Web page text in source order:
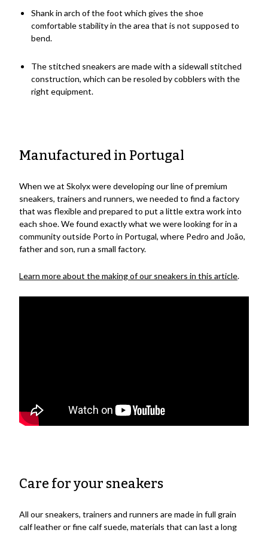
Shank in arch of the foot which gives the shoe
comfortable stability in the area that is not supposed to
bend.
The stitched sneakers are made with a sidewall stitched
construction, which can be resoled by cobblers with the
right equipment.
Manufactured in Portugal
When we at Skolyx were developing our line of premium
sneakers, trainers and runners, we needed to find a factory
that was flexible and prepared to put a little extra work into
each shoe. We found exactly what we were looking for in a
community outside Porto in Portugal, where Pedro and João,
father and son, run a small factory.
Learn more about the making of our sneakers in this article.
Care for your sneakers
All our sneakers, trainers and runners are made in full grain
calf leather or fine calf suede, materials that can last a long